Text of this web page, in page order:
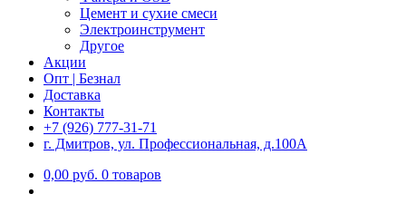
Цемент и сухие смеси
Электроинструмент
Другое
Акции
Опт | Безнал
Доставка
Контакты
+7 (926) 777-31-71
г. Дмитров, ул. Профессиональная, д.100А
0,00 руб. 0 товаров